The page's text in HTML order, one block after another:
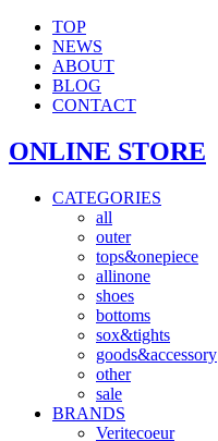
TOP
NEWS
ABOUT
BLOG
CONTACT
ONLINE STORE
CATEGORIES
all
outer
tops&onepiece
allinone
shoes
bottoms
sox&tights
goods&accessory
other
sale
BRANDS
Veritecoeur